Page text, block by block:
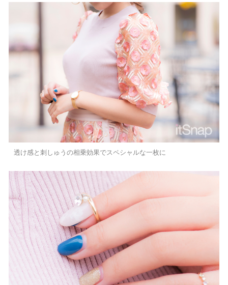
透け感と刺しゅうの相乗効果でスペシャルな一枚に